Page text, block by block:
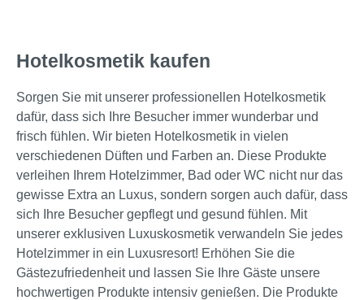
Hotelkosmetik kaufen
Sorgen Sie mit unserer professionellen Hotelkosmetik
dafür, dass sich Ihre Besucher immer wunderbar und
frisch fühlen. Wir bieten Hotelkosmetik in vielen
verschiedenen Düften und Farben an. Diese Produkte
verleihen Ihrem Hotelzimmer, Bad oder WC nicht nur das
gewisse Extra an Luxus, sondern sorgen auch dafür, dass
sich Ihre Besucher gepflegt und gesund fühlen. Mit
unserer exklusiven Luxuskosmetik verwandeln Sie jedes
Hotelzimmer in ein Luxusresort! Erhöhen Sie die
Gästezufriedenheit und lassen Sie Ihre Gäste unsere
hochwertigen Produkte intensiv genießen. Die Produkte